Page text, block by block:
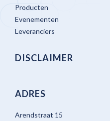
Producten
Evenementen
Leveranciers
DISCLAIMER
ADRES
Arendstraat 15